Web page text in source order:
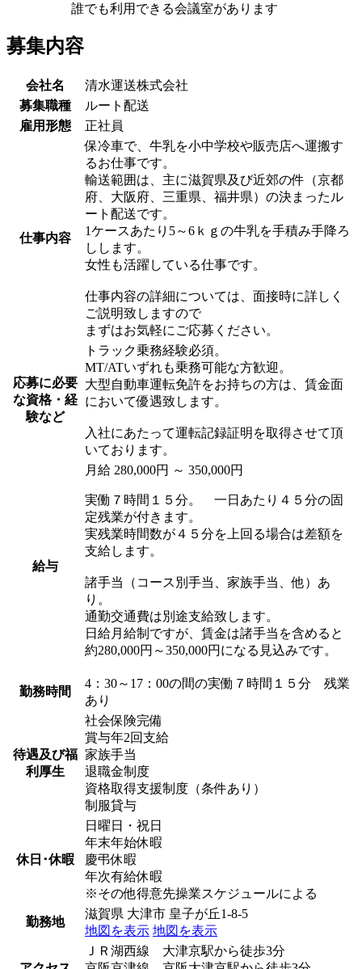
誰でも利用できる会議室があります
募集内容
会社名
清水運送株式会社
募集職種
ルート配送
雇用形態
正社員
仕事内容
保冷車で、牛乳を小中学校や販売店へ運搬す
るお仕事です。
輸送範囲は、主に滋賀県及び近郊の件（京都
府、大阪府、三重県、福井県）の決まったル
ート配送です。
1ケースあたり5～6ｋｇの牛乳を手積み手降ろ
しします。
女性も活躍している仕事です。
仕事内容の詳細については、面接時に詳しく
ご説明致しますので
まずはお気軽にご応募ください。
応募に必要
な資格・経
験など
トラック乗務経験必須。
MT/ATいずれも乗務可能な方歓迎。
大型自動車運転免許をお持ちの方は、賃金面
において優遇致します。
入社にあたって運転記録証明を取得させて頂
いております。
給与
月給 280,000円 ～ 350,000円
実働７時間１５分。 一日あたり４５分の固
定残業が付きます。
実残業時間数が４５分を上回る場合は差額を
支給します。
諸手当（コース別手当、家族手当、他）あ
り。
通勤交通費は別途支給致します。
日給月給制ですが、賃金は諸手当を含めると
約280,000円～350,000円になる見込みです。
勤務時間
4：30～17：00の間の実働７時間１５分 残業
あり
待遇及び福
利厚生
社会保険完備
賞与年2回支給
家族手当
退職金制度
資格取得支援制度（条件あり）
制服貸与
休日･休暇
日曜日・祝日
年末年始休暇
慶弔休暇
年次有給休暇
※その他得意先操業スケジュールによる
勤務地
滋賀県 大津市 皇子が丘1-8-5
地図を表示 地図を表示
ＪＲ湖西線 大津京駅から徒歩3分